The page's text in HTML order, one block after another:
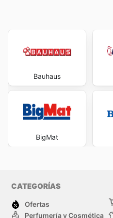
Bauhaus
BigMat
CATEGORÍAS
Ofertas
Perfumería y Cosmética